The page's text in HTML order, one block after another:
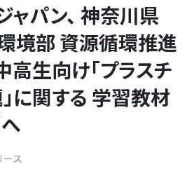
ャパン、 神奈川県
境部 資源循環推進
生向け「プラスチ
に関する 学習教材
ース